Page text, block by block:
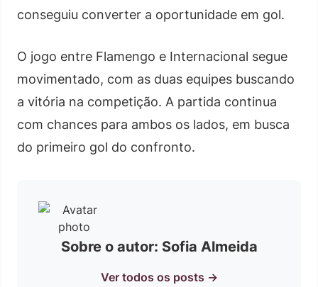
conseguiu converter a oportunidade em gol.
O jogo entre Flamengo e Internacional segue
movimentado, com as duas equipes buscando
a vitória na competição. A partida continua
com chances para ambos os lados, em busca
do primeiro gol do confronto.
Sobre o autor: Sofia Almeida
Ver todos os posts →